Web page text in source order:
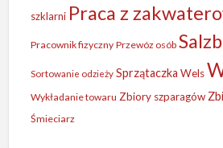
szklarni Praca z
Pracownik fizyczny Przewóz osób
Sortowanie odzieży Sprzątaczka Wels
Wykładanie towaru Zbiory szparagów
Śmieciarz